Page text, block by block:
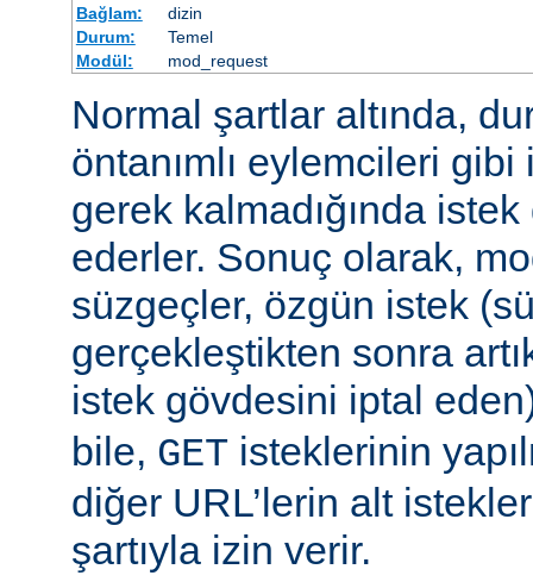
Bağlam:
dizin
Durum:
Temel
Modül:
mod_request
Normal şartlar altında,
öntanımlı eylemcileri
gerek kalmadığında
ederler. Sonuç olarak,
süzgeçler, özgün istek
gerçekleştikten sonra
istek gövdesini iptal
bile, GET isteklerinin
diğer URL’lerin alt
şartıyla izin verir.